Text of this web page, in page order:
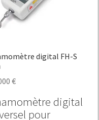
produit
digital FH-S
€
digital
pour